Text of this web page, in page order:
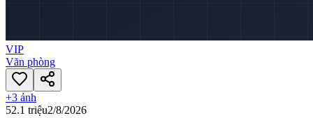
VIP
Văn phòng
+3 ảnh
52.1 triệu2/8/2026